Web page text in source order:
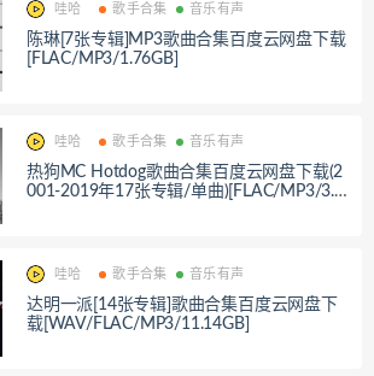
哇哈 歌手合集 音乐有声
陈琳[7张专辑]MP3歌曲合集百度云网盘下载
[FLAC/MP3/1.76GB]
哇哈 歌手合集 音乐有声
热狗MC Hotdog歌曲合集百度云网盘下载(2
001-2019年17张专辑/单曲)[FLAC/MP3/3.0
哇哈 歌手合集 音乐有声
达明一派[14张专辑]歌曲合集百度云网盘下
载[WAV/FLAC/MP3/11.14GB]